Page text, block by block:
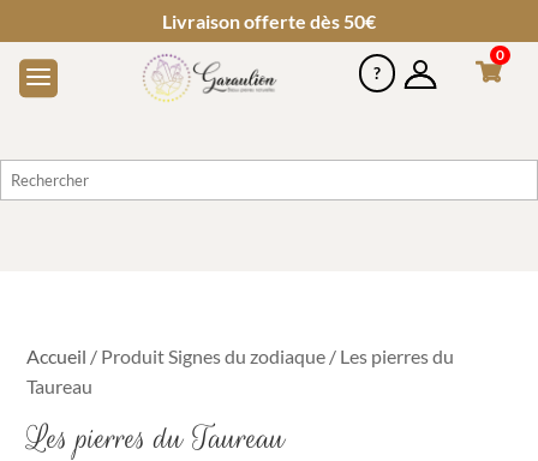
Livraison offerte dès 50€
0
Accueil / Produit Signes du zodiaque / Les pierres du
Taureau
Les pierres du Taureau